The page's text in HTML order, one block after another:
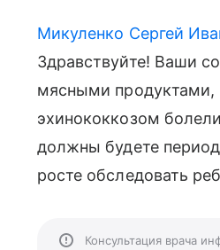
Микуленко Сергей
Здравствуйте! Ваши
мясными продуктами,
эхинококкозом
должны будете
росте обследовать
Консультация врача